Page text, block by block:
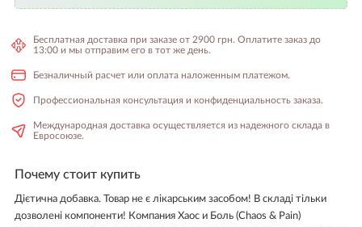
Бесплатная доставка при заказе от 2900 грн. Оплатите заказ до
13:00 и мы отправим его в тот же день.
Безналичный расчет или оплата наложенным платежом.
Профессиональная консультация и конфиденциальность заказа.
Международная доставка осуществляется из надежного склада в
Евросоюзе.
Почему стоит купить
Дієтична добавка. Товар не є лікарським засобом! В складі тільки
дозволені компоненти! Компания Хаос и Боль (Chaos & Pain)